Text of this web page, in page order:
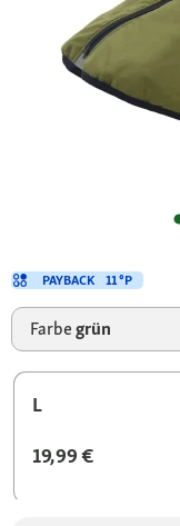
Farbegrün
L
19,99 €
PAYBACK 11 °P